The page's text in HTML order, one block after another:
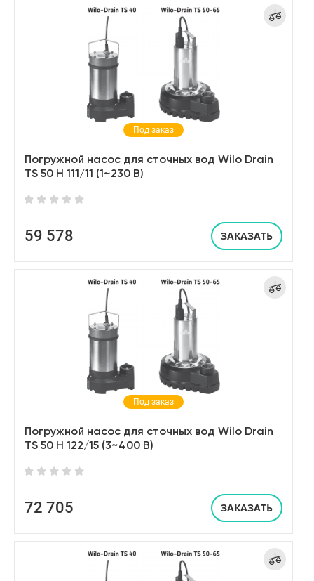
Под заказ
Погружной насос для сточных вод Wilo Drain
TS 50 H 111/11 (1~230 В)
59 578 ЗАКАЗАТЬ
Под заказ
Погружной насос для сточных вод Wilo Drain
TS 50 H 122/15 (3~400 В)
72 705 ЗАКАЗАТЬ